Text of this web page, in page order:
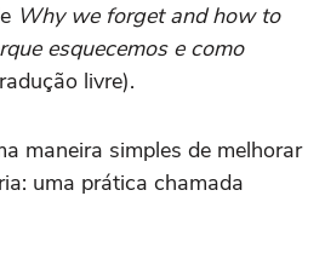
Why we forget and how to
esquecemos e como
livre).
maneira simples de melhorar
uma prática chamada